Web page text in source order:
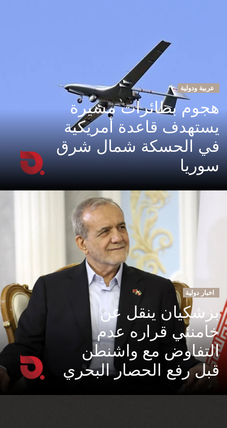
عربية ودولية
هجوم بطائرات مسيرة
يستهدف قاعدة أمريكية
في الحسكة شمال شرق
سوريا
اخبار دولية
بزشكيان ينقل عن
خامنئي قراره عدم
التفاوض مع واشنطن
قبل رفع الحصار البحري